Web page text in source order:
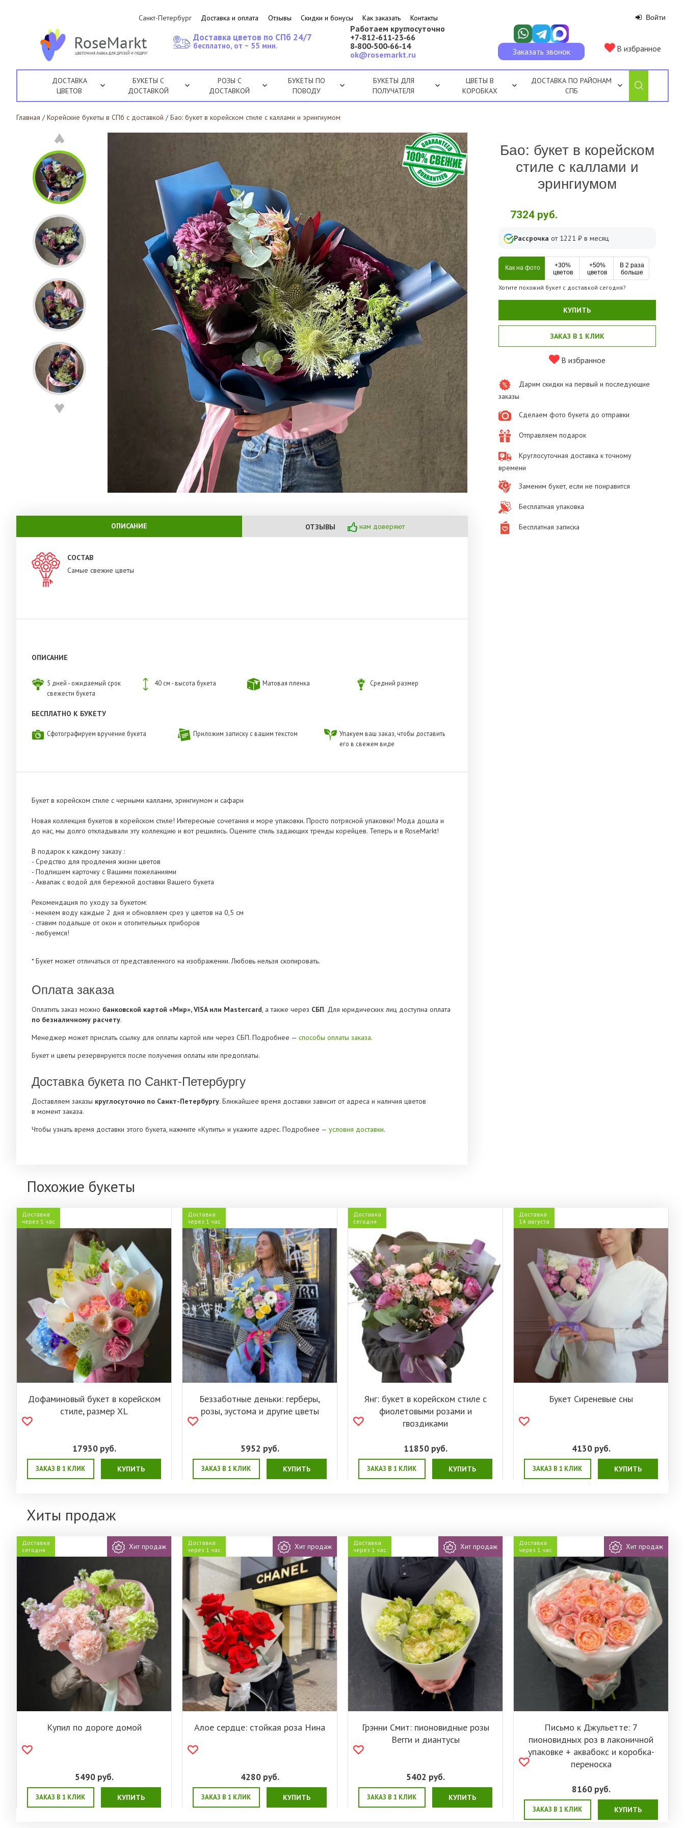
Санкт-Петербург Доставка и оплата Отзывы Скидки и бонусы Как заказать Контакты Войти
Работаем круглосуточно
+7‑812‑611‑23‑66
8‑800‑500‑66‑14
ok@rosemarkt.ru
Заказать звонок В избранное
Доставка цветов по СПб 24/7
бесплатно, от ~ 55 мин.
ДОСТАВКА
ЦВЕТОВ
БУКЕТЫ С
ДОСТАВКОЙ
РОЗЫ С
ДОСТАВКОЙ
БУКЕТЫ ПО
ПОВОДУ
БУКЕТЫ ДЛЯ
ПОЛУЧАТЕЛЯ
ЦВЕТЫ В
КОРОБКАХ
ДОСТАВКА ПО РАЙОНАМ
СПБ
Главная / Корейские букеты в СПб с доставкой / Бао: букет в корейском стиле с каллами и эрингиумом
ОПИСАНИЕ ОТЗЫВЫ нам доверяют
СОСТАВ
Самые свежие цветы
ОПИСАНИЕ
5 дней - ожидаемый срок
свежести букета
40 см - высота букета Матовая пленка Средний размер
БЕСПЛАТНО К БУКЕТУ
Сфотографируем вручение букета Приложим записку с вашим текстом
Упакуем ваш заказ, чтобы доставить
его в свежем виде
Букет в корейском стиле с черными каллами, эрингиумом и сафари
Новая коллекция букетов в корейском стиле! Интересные сочетания и море упаковки. Просто потрясной упаковки! Мода дошла и
до нас, мы долго откладывали эту коллекцию и вот решились. Оцените стиль задающих тренды корейцев. Теперь и в RoseMarkt!
В подарок к каждому заказу :
- Средство для продления жизни цветов
- Подпишем карточку с Вашими пожеланиями
- Аквапак с водой для бережной доставки Вашего букета
Рекомендация по уходу за букетом:
- меняем воду каждые 2 дня и обновляем срез у цветов на 0,5 см
- ставим подальше от окон и отопительных приборов
- любуемся!
* Букет может отличаться от представленного на изображении. Любовь нельзя скопировать.
Оплата заказа
Оплатить заказ можно банковской картой «Мир», VISA или Mastercard, а также через СБП. Для юридических лиц доступна оплата
по безналичному расчету.
Менеджер может прислать ссылку для оплаты картой или через СБП. Подробнее — способы оплаты заказа.
Букет и цветы резервируются после получения оплаты или предоплаты.
Доставка букета по Санкт-Петербургу
Доставляем заказы круглосуточно по Санкт-Петербургу. Ближайшее время доставки зависит от адреса и наличия цветов
в момент заказа.
Чтобы узнать время доставки этого букета, нажмите «Купить» и укажите адрес. Подробнее — условия доставки.
Бао: букет в корейском
стиле с каллами и
эрингиумом
7324 руб.
Рассрочка от 1221 ₽ в месяц
Как на фото
+30%
цветов
+50%
цветов
В 2 раза
больше
Хотите похожий букет с доставкой сегодня?
КУПИТЬ
ЗАКАЗ В 1 КЛИК
В избранное
Дарим скидки на первый и последующие
заказы
Сделаем фото букета до отправки
Отправляем подарок
Круглосуточная доставка к точному
времени
Заменим букет, если не понравится
Бесплатная упаковка
Бесплатная записка
Похожие букеты
Доставка
через 1 час
Дофаминовый букет в корейском
стиле, размер XL
17930руб.
ЗАКАЗ В 1 КЛИК КУПИТЬ
Доставка
через 1 час
Беззаботные деньки: герберы,
розы, эустома и другие цветы
5952 руб.
ЗАКАЗ В 1 КЛИК КУПИТЬ
Доставка
сегодня
Янг: букет в корейском стиле с
фиолетовыми розами и
гвоздиками
11850руб.
ЗАКАЗ В 1 КЛИК КУПИТЬ
Доставка
14 августа
Букет Сиреневые сны
4130руб.
ЗАКАЗ В 1 КЛИК КУПИТЬ
Хиты продаж
Доставка
сегодня
Хит продаж
Купил по дороге домой
5490руб.
ЗАКАЗ В 1 КЛИК КУПИТЬ
Доставка
через 1 час
Хит продаж
Алое сердце: стойкая роза Нина
4280руб.
ЗАКАЗ В 1 КЛИК КУПИТЬ
Доставка
через 1 час
Хит продаж
Грэнни Смит: пионовидные розы
Вегги и диантусы
5402 руб.
ЗАКАЗ В 1 КЛИК КУПИТЬ
Доставка
через 1 час
Хит продаж
Письмо к Джульетте: 7
пионовидных роз в лаконичной
упаковке + аквабокс и коробка-
переноска
8160руб.
ЗАКАЗ В 1 КЛИК КУПИТЬ